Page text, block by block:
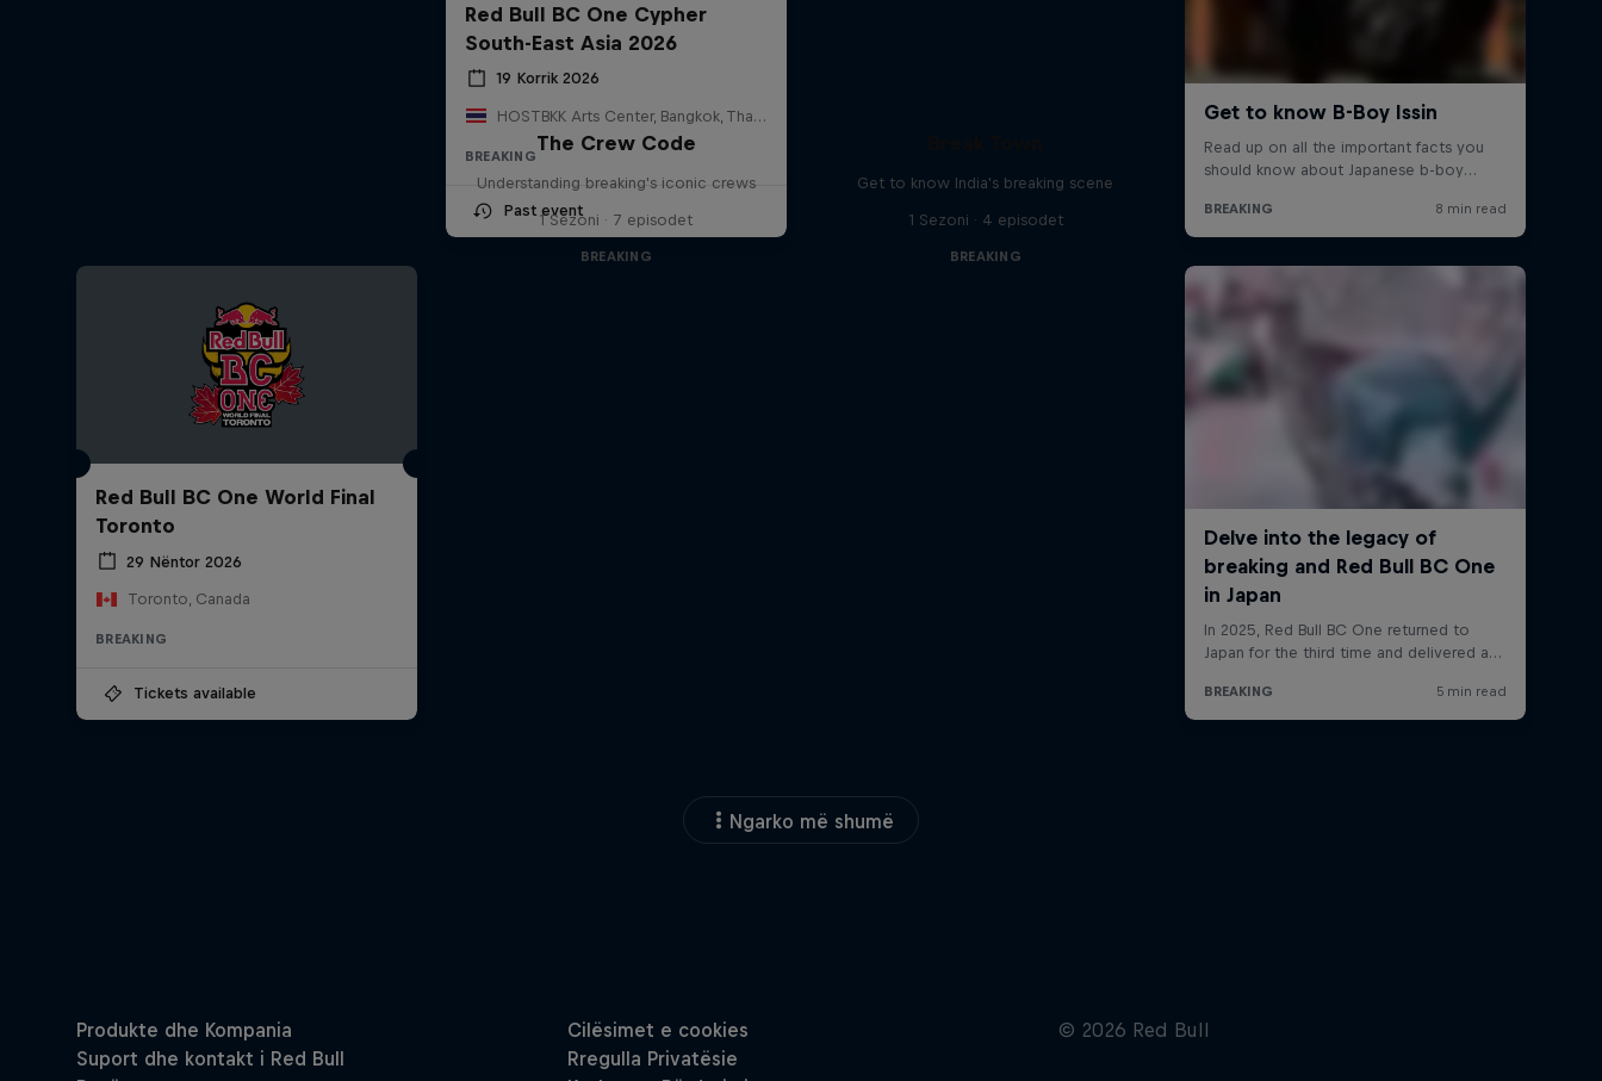
Red Bull BC One Cypher
South-East Asia 2026
19 Korrik 2026
HOSTBKK Arts Center, Bangkok, Thailand
BREAKING
Past event
Red Bull BC One World Final
Toronto
29 Nëntor 2026
Toronto, Canada
BREAKING
Tickets available
The Crew Code
Understanding breaking's iconic crews
1 Sezoni · 7 episodet
BREAKING
Get to know India's breaking scene
1 Sezoni · 4 episodet
BREAKING
Ngarko më shumë